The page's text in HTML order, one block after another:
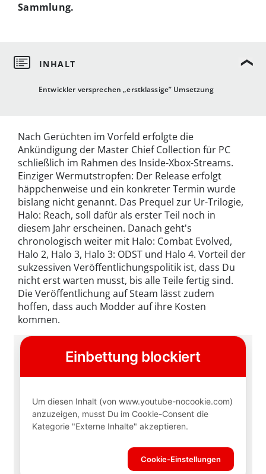
Entwickler versprechen „erstklassige” Umsetzung
Sammlung.
Nach Gerüchten im Vorfeld erfolgte die
Ankündigung der Master Chief Collection für PC
schließlich im Rahmen des Inside-Xbox-Streams.
Einziger Wermutstropfen: Der Release erfolgt
häppchenweise und ein konkreter Termin wurde
bislang nicht genannt. Das Prequel zur Ur-Trilogie,
Halo: Reach, soll dafür als erster Teil noch in
diesem Jahr erscheinen. Danach geht's
chronologisch weiter mit Halo: Combat Evolved,
Halo 2, Halo 3, Halo 3: ODST und Halo 4. Vorteil der
sukzessiven Veröffentlichungspolitik ist, dass Du
nicht erst warten musst, bis alle Teile fertig sind.
Die Veröffentlichung auf Steam lässt zudem
hoffen, dass auch Modder auf ihre Kosten
kommen.